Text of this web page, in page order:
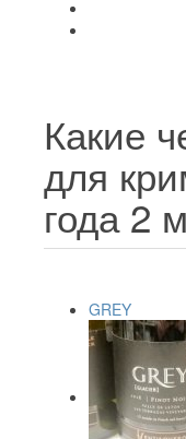
Какие
для
года 2
GREY